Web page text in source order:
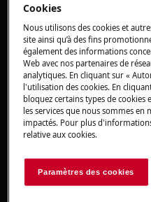
2. Assurez-vous que
ou le mur arrière
l'armoire
Reportez-vous à
Cookies
Nous utilisons des cookies et
site ainsi qu’à des fins
également des informations
Web avec nos partenaires de
analytiques. En cliquant sur «
l'utilisation des cookies. En
bloquez certains types de
les services que nous sommes
impactés. Pour plus
relative aux cookies.
Paramètres des cookies